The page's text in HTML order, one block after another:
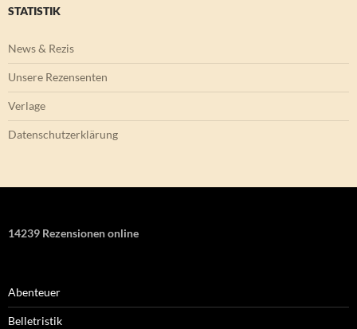
STATISTIK
News & Rezis
Unsere Rezensenten
Verlage
Datenschutzerklärung
14239 Rezensionen online
Abenteuer
Belletristik